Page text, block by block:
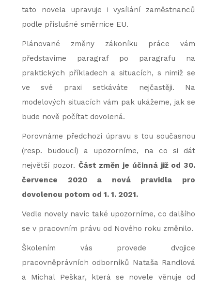
tato novela upravuje i vysílání zaměstnanců
podle příslušné směrnice EU.
Plánované změny zákoníku práce vám
představíme paragraf po paragrafu na
praktických příkladech a situacích, s nimiž se
ve své praxi setkáváte nejčastěji. Na
modelových situacích vám pak ukážeme, jak se
bude nově počítat dovolená.
Porovnáme předchozí úpravu s tou současnou
(resp. budoucí) a upozorníme, na co si dát
největší pozor. Část změn je účinná již od 30.
července 2020 a nová pravidla pro
dovolenou potom od 1. 1. 2021.
Vedle novely navíc také upozorníme, co dalšího
se v pracovním právu od Nového roku změnilo.
Školením vás provede dvojice
pracovněprávních odborníků Nataša Randlová
a Michal Peškar, která se novele věnuje od